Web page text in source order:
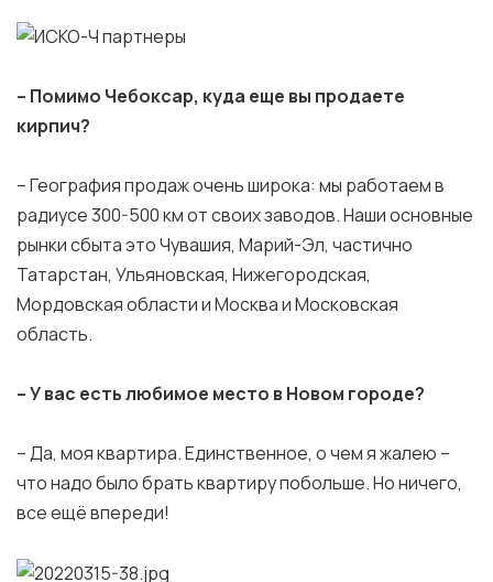
– Помимо Чебоксар, куда еще вы продаете
кирпич?
– География продаж очень широка: мы работаем в
радиусе 300-500 км от своих заводов. Наши основные
рынки сбыта это Чувашия, Марий-Эл, частично
Татарстан, Ульяновская, Нижегородская,
Мордовская области и Москва и Московская
область.
– У вас есть любимое место в Новом городе?
– Да, моя квартира. Единственное, о чем я жалею –
что надо было брать квартиру побольше. Но ничего,
все ещё впереди!